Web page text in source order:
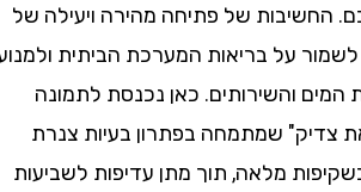
של פתיחה מהירה ויעילה של
על בריאות המערכת הביתית ולמנוע
והשירותים. כאן נכנסת לתמונה
שמתמחה בפתרון בעיות צנרת
מלאה, תוך מתן עדיפות לשביעות